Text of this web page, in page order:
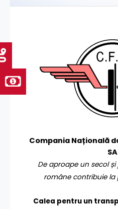
Compania Națională
SA
De aproape un secol
române contribuie la
Calea pentru un